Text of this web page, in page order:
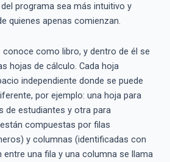
programa sea más intuitivo y
quienes apenas comienzan.
conoce como libro, y dentro de él se
hojas de cálculo. Cada hoja
independiente donde se puede
por ejemplo: una hoja para
de estudiantes y otra para
compuestas por filas
y columnas (identificadas con
entre una fila y una columna se llama